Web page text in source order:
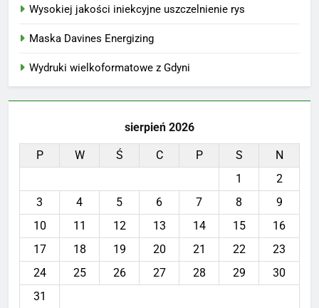
Wysokiej jakości iniekcyjne uszczelnienie rys
Maska Davines Energizing
Wydruki wielkoformatowe z Gdyni
sierpień 2026
P W Ś C P S
N
1
2
3
4 5 6 7 8
9
10
11 12 13 14 15
16
17
18 19 20 21 22
23
24
25 26 27 28 29
30
31